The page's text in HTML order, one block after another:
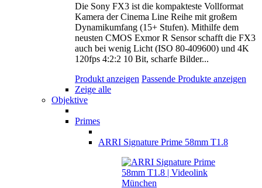
Die Sony FX3 ist die kompakteste Vollformat
Kamera der Cinema Line Reihe mit großem
Dynamikumfang (15+ Stufen). Mithilfe dem
neusten CMOS Exmor R Sensor schafft die FX3
auch bei wenig Licht (ISO 80-409600) und 4K
120fps 4:2:2 10 Bit, scharfe Bilder...
Produkt anzeigen Passende Produkte anzeigen
Zeige alle
Objektive
Primes
ARRI Signature Prime 58mm T1.8